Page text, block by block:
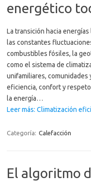
energético
La transición hacia
las constantes
combustibles fósiles, la
como el sistema de
unifamiliares, comunidades
eficiencia, confort y
la energía…
Leer más: Climatización
Categoría: Calefacción
El algoritmo